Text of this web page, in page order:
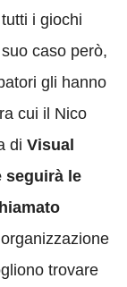
i giochi
caso però,
gli hanno
cui il Nico
di Visual
seguirà le
trovare